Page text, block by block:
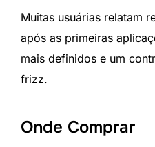
Muitas usuárias relatam
após as primeiras
mais definidos e um
frizz.
Onde Comprar